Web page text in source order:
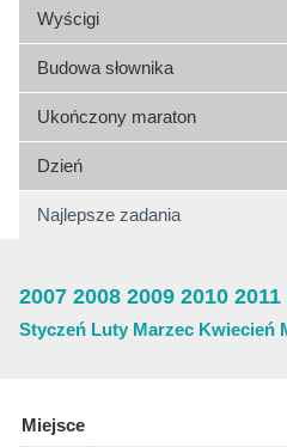
Wyścigi
Budowa słownika
Ukończony maraton
Dzień
Najlepsze zadania
2007 2008 2009 2010 2011
Styczeń Luty Marzec Kwiecień
Miejsce